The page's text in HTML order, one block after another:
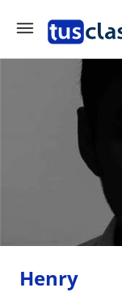
Henry